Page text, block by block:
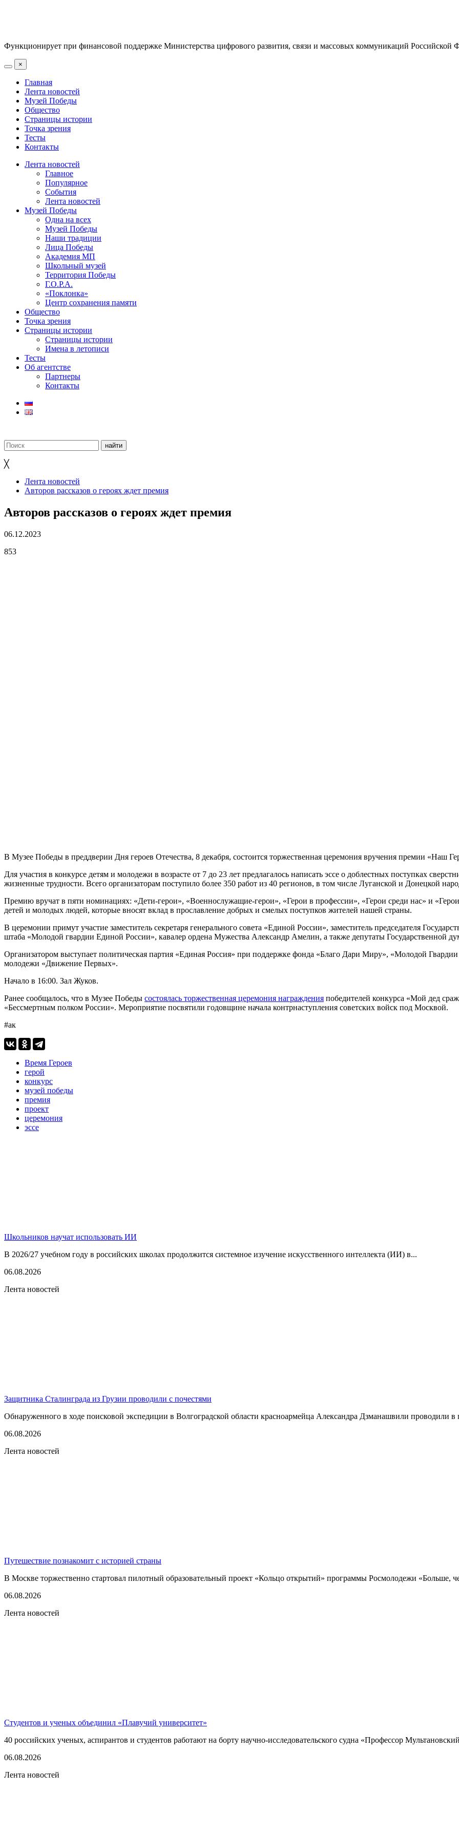
Функционирует при финансовой поддержке Министерства цифрового развития, связи и массовых коммуникаций Российской
×
Главная
Лента новостей
Музей Победы
Общество
Страницы истории
Точка зрения
Тесты
Контакты
Лента новостей
Главное
Популярное
События
Лента новостей
Музей Победы
Одна на всех
Музей Победы
Наши традиции
Лица Победы
Академия МП
Школьный музей
Территория Победы
Г.О.Р.А.
«Поклонка»
Центр сохранения памяти
Общество
Точка зрения
Страницы истории
Страницы истории
Имена в летописи
Тесты
Об агентстве
Партнеры
Контакты
╳
Лента новостей
Авторов рассказов о героях ждет премия
Авторов рассказов о героях ждет премия
06.12.2023
853
В Музее Победы в преддверии Дня героев Отечества, 8 декабря, состоится торжественная церемония вручения премии «Наш
Для участия в конкурсе детям и молодежи в возрасте от 7 до 23 лет предлагалось написать эссе о доблестных поступках
жизненные трудности. Всего организаторам поступило более 350 работ из 40 регионов, в том числе Луганской и Донецкой
Премию вручат в пяти номинациях: «Дети-герои», «Военнослужащие-герои», «Герои в профессии», «Герои среди нас» и
детей и молодых людей, которые вносят вклад в прославление добрых и смелых поступков жителей нашей страны.
В церемонии примут участие заместитель секретаря генерального совета «Единой России», заместитель председателя
штаба «Молодой гвардии Единой России», кавалер ордена Мужества Александр Амелин, а также депутаты Государственной
Организатором выступает политическая партия «Единая Россия» при поддержке фонда «Благо Дари Миру», «Молодой
молодежи «Движение Первых».
Начало в 16:00. Зал Жуков.
Ранее сообщалось, что в Музее Победы состоялась торжественная церемония награждения победителей конкурса «Мой дед
«Бессмертным полком России». Мероприятие посвятили годовщине начала контрнаступления советских войск под Москвой.
#ак
Время Героев
герой
конкурс
музей победы
премия
проект
церемония
эссе
Школьников научат использовать ИИ
В 2026/27 учебном году в российских школах продолжится системное изучение искусственного интеллекта (ИИ) в...
06.08.2026
Лента новостей
Защитника Сталинграда из Грузии проводили с почестями
Обнаруженного в ходе поисковой экспедиции в Волгоградской области красноармейца Александра Дзманашвили проводили в
06.08.2026
Лента новостей
Путешествие познакомит с историей страны
В Москве торжественно стартовал пилотный образовательный проект «Кольцо открытий» программы Росмолодежи «Больше,
06.08.2026
Лента новостей
Студентов и ученых объединил «Плавучий университет»
40 российских ученых, аспирантов и студентов работают на борту научно-исследовательского судна «Профессор
06.08.2026
Лента новостей